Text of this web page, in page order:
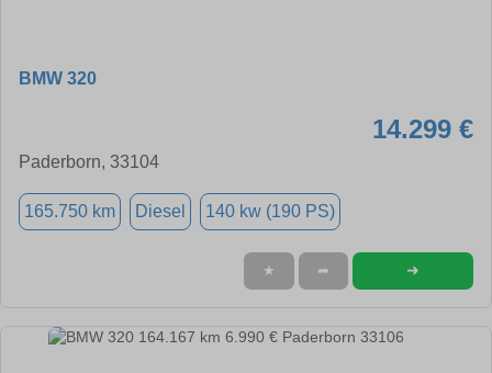
BMW 320
14.299 €
Paderborn, 33104
165.750 km Diesel 140 kw (190 PS)
★ ➦ ➜